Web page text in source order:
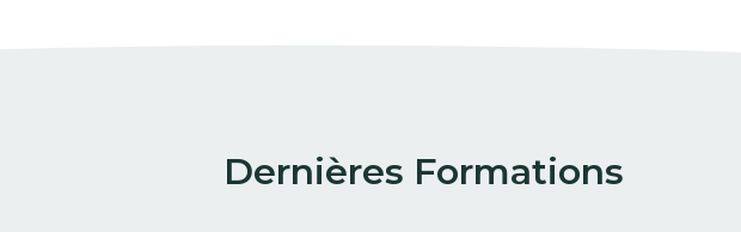
Dernières Formations